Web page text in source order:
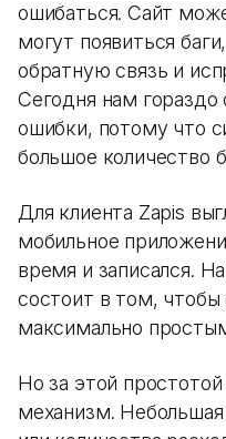
ошибаться. Сайт
могут появиться
обратную связь и
Сегодня нам гораздо
ошибки, потому что
большое количество
Для клиента Zapis
мобильное
время и записался.
состоит в том,
максимально
Но за этой
механизм.